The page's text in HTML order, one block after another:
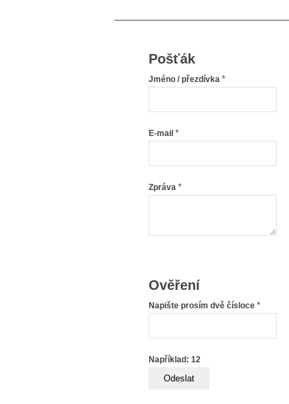
Pošťák
Jméno / přezdívka *
E-mail *
Zpráva *
Ověření
Napište prosím dvě čísloce *
Například: 12